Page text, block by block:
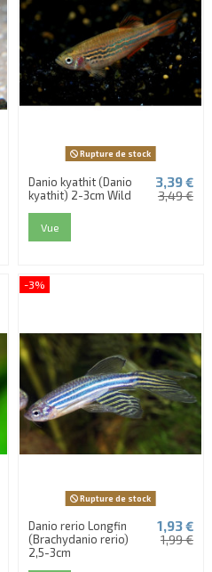
Rupture de stock
Danio kyathit (Danio
kyathit) 2-3cm Wild
3,39 €
3,49 €
Vue
-3%
Rupture de stock
Danio rerio Longfin
(Brachydanio rerio)
2,5-3cm
1,93 €
1,99 €